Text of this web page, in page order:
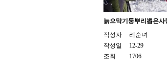
늙으막기둥뿌리뽑은사
작성자
리순녀
작성일
12-29
조회
1706